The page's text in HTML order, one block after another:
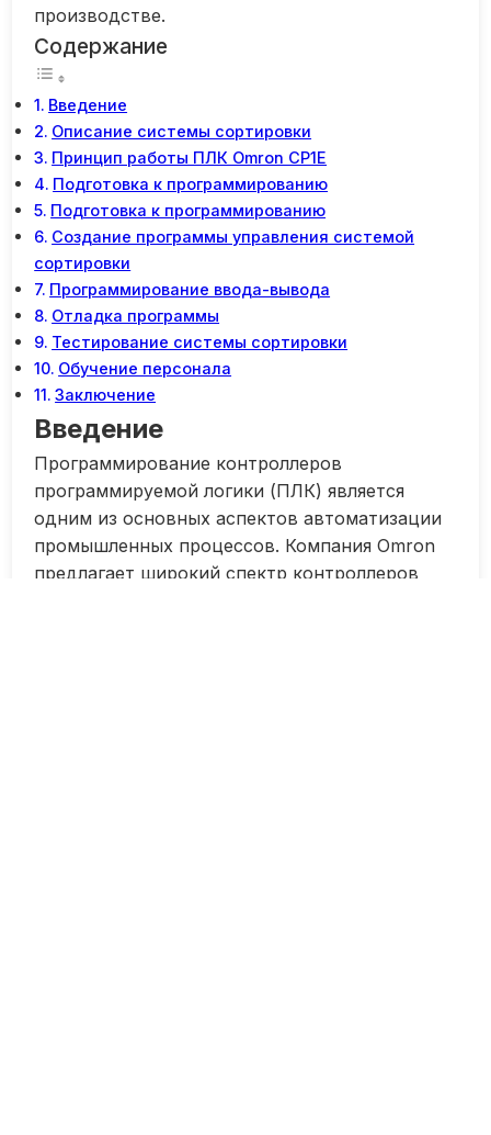
производстве.
Содержание
Введение
Описание системы сортировки
Принцип работы ПЛК Omron CP1E
Подготовка к программированию
Подготовка к программированию
Создание программы управления системой
сортировки
Программирование ввода-вывода
Отладка программы
Тестирование системы сортировки
Обучение персонала
Заключение
Введение
Программирование контроллеров
программируемой логики (ПЛК) является
одним из основных аспектов автоматизации
промышленных процессов. Компания Omron
предлагает широкий спектр контроллеров